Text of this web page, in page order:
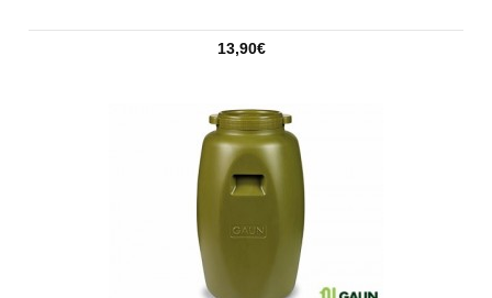
13,90€